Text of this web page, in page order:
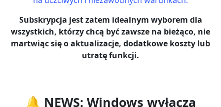
Subskrypcja jest zatem idealnym wyborem dla
wszystkich, którzy chcą być zawsze na bieżąco, nie
martwiąc się o aktualizacje, dodatkowe koszty lub
utratę funkcji.
🔔 NEWS: Windows wyłącza